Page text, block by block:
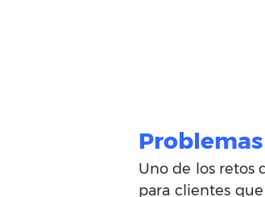
Uno de los retos
para clientes